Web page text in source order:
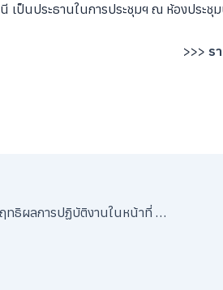
เป็นประธานในการประชุมฯ ณ ห้องประ
>>> ร
การประเมินสัมฤทธิผลการปฏิบัติงานในหน้าที่ ตำแหน่งรองผู้อำนวยการสถานศึกษา